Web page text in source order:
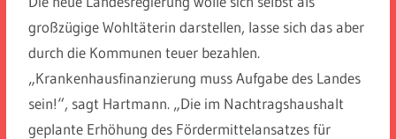
großzügige Wohltäterin darstellen, lasse sich das aber
durch die Kommunen teuer bezahlen.
„Krankenhausfinanzierung muss Aufgabe des Landes
sein!“, sagt Hartmann. „Die im Nachtragshaushalt
geplante Erhöhung des Fördermittelansatzes für